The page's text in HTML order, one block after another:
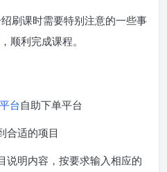
刷课时需要特别注意的一些事
顺利完成课程。
台自助下单平台
合适的项目
说明内容，按要求输入相应的